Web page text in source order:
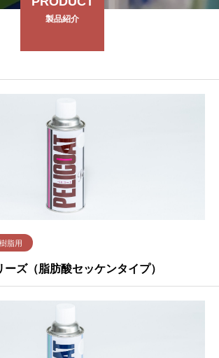
製品紹介
脂用
ズ（脂肪酸セッケンタイプ）